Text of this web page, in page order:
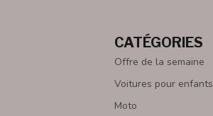
CATÉGORIES
Offre de la semaine
Voitures pour enfants
Moto